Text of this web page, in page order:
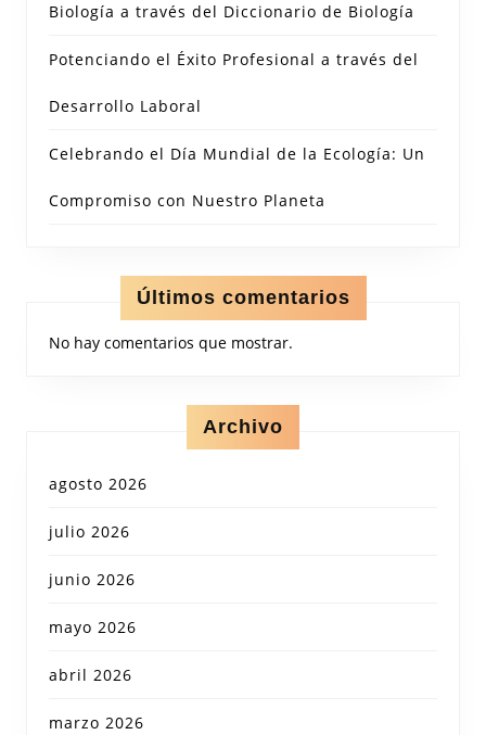
Biología a través del Diccionario de Biología
Potenciando el Éxito Profesional a través del
Desarrollo Laboral
Celebrando el Día Mundial de la Ecología: Un
Compromiso con Nuestro Planeta
Últimos comentarios
No hay comentarios que mostrar.
Archivo
agosto 2026
julio 2026
junio 2026
mayo 2026
abril 2026
marzo 2026